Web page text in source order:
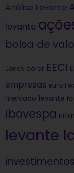
Análise Levante
levante
bolsa de
Jones dólar EECI
empresas euro
mercado levante
Ibovespa
levante
investimentos